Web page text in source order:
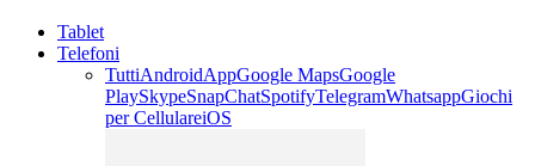
Tablet
Telefoni
TuttiAndroidAppGoogle MapsGoogle
PlaySkypeSnapChatSpotifyTelegramWhatsappGiochi
per CellulareiOS